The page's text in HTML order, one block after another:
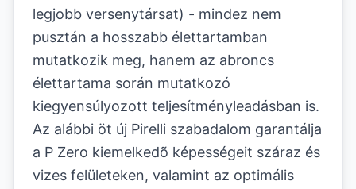
legjobb versenytársat) - mindez nem
pusztán a hosszabb élettartamban
mutatkozik meg, hanem az abroncs
élettartama során mutatkozó
kiegyensúlyozott teljesítményleadásban is.
Az alábbi öt új Pirelli szabadalom garantálja
a P Zero kiemelkedõ képességeit száraz és
vizes felületeken, valamint az optimális